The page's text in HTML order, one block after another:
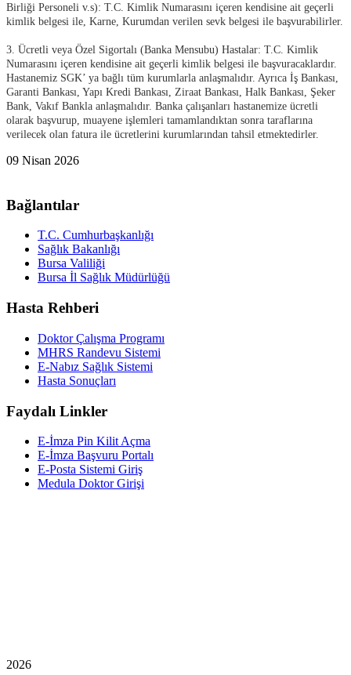
Birliği Personeli v.s): T.C. Kimlik Numarasını içeren kendisine ait geçerli
kimlik belgesi ile, Karne, Kurumdan verilen sevk belgesi ile başvurabilirler.
3. Ücretli veya Özel Sigortalı (Banka Mensubu) Hastalar: T.C. Kimlik
Numarasını içeren kendisine ait geçerli kimlik belgesi ile başvuracaklardır.
Hastanemiz SGK’ ya bağlı tüm kurumlarla anlaşmalıdır. Ayrıca İş Bankası,
Garanti Bankası, Yapı Kredi Bankası, Ziraat Bankası, Halk Bankası, Şeker
Bank, Vakıf Bankla anlaşmalıdır. Banka çalışanları hastanemize ücretli
olarak başvurup, muayene işlemleri tamamlandıktan sonra taraflarına
verilecek olan fatura ile ücretlerini kurumlarından tahsil etmektedirler.
09 Nisan 2026
Bağlantılar
T.C. Cumhurbaşkanlığı
Sağlık Bakanlığı
Bursa Valiliği
Bursa İl Sağlık Müdürlüğü
Hasta Rehberi
Doktor Çalışma Programı
MHRS Randevu Sistemi
E-Nabız Sağlık Sistemi
Hasta Sonuçları
Faydalı Linkler
E-İmza Pin Kilit Açma
E-İmza Başvuru Portalı
E-Posta Sistemi Giriş
Medula Doktor Girişi
2026